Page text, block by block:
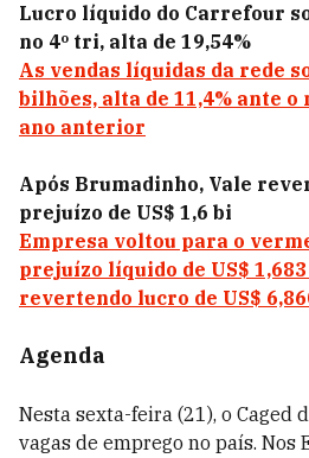
Lucro líquido do Carrefour
no 4º tri, alta de 19,54%
As vendas líquidas da rede
bilhões, alta de 11,4% ante o
ano anterior
Após Brumadinho, Vale
prejuízo de US$ 1,6 bi
Empresa voltou para o
prejuízo líquido de US$
revertendo lucro de US$
Agenda
Nesta sexta-feira (21), o Caged
vagas de emprego no país. Nos